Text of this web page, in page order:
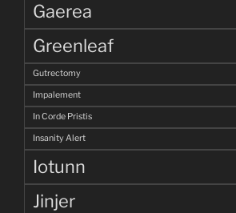
Gaerea
Greenleaf
Gutrectomy
Impalement
In Corde Pristis
Insanity Alert
Iotunn
Jinjer